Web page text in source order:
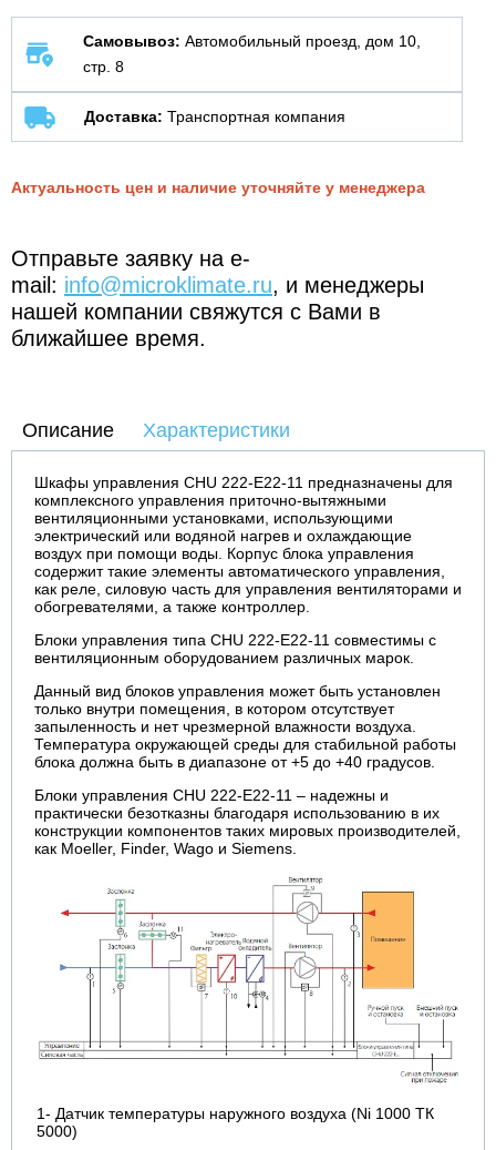
Самовывоз: Автомобильный проезд, дом 10,
стр. 8
Доставка: Транспортная компания
Актуальность цен и наличие уточняйте у менеджера
Отправьте заявку на e-
mail: info@microklimate.ru, и менеджеры
нашей компании свяжутся с Вами в
ближайшее время.
Описание Характеристики
Шкафы управления CHU 222-E22-11 предназначены для
комплексного управления приточно-вытяжными
вентиляционными установками, использующими
электрический или водяной нагрев и охлаждающие
воздух при помощи воды. Корпус блока управления
содержит такие элементы автоматического управления,
как реле, силовую часть для управления вентиляторами и
обогревателями, а также контроллер.
Блоки управления типа CHU 222-E22-11 совместимы с
вентиляционным оборудованием различных марок.
Данный вид блоков управления может быть установлен
только внутри помещения, в котором отсутствует
запыленность и нет чрезмерной влажности воздуха.
Температура окружающей среды для стабильной работы
блока должна быть в диапазоне от +5 до +40 градусов.
Блоки управления CHU 222-E22-11 – надежны и
практически безотказны благодаря использованию в их
конструкции компонентов таких мировых производителей,
как Moeller, Finder, Wago и Siemens.
1- Датчик температуры наружного воздуха (Ni 1000 ТК
5000)